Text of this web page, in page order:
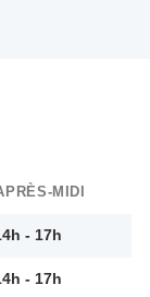
MIDI
- 17h
- 17h